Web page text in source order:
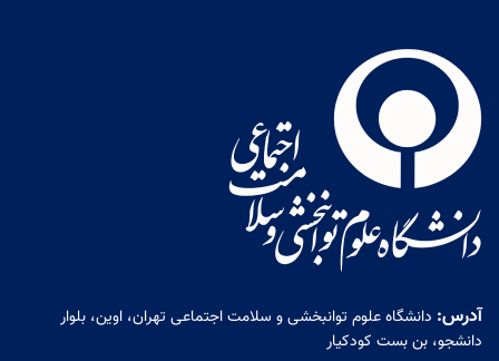
آدرس: دانشگاه علوم توانبخشی و سلامت اجتماعی تهران، اوین، بلوار
دانشجو، بن بست کودکیار